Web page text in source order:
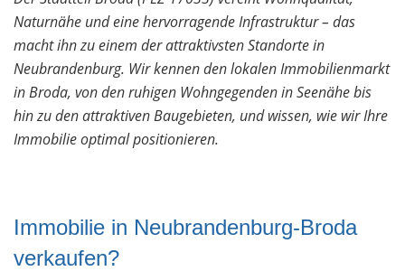
Naturnähe und eine hervorragende Infrastruktur – das
macht ihn zu einem der attraktivsten Standorte in
Neubrandenburg. Wir kennen den lokalen Immobilienmarkt
in Broda, von den ruhigen Wohngegenden in Seenähe bis
hin zu den attraktiven Baugebieten, und wissen, wie wir Ihre
Immobilie optimal positionieren.
Immobilie in Neubrandenburg-Broda
verkaufen?